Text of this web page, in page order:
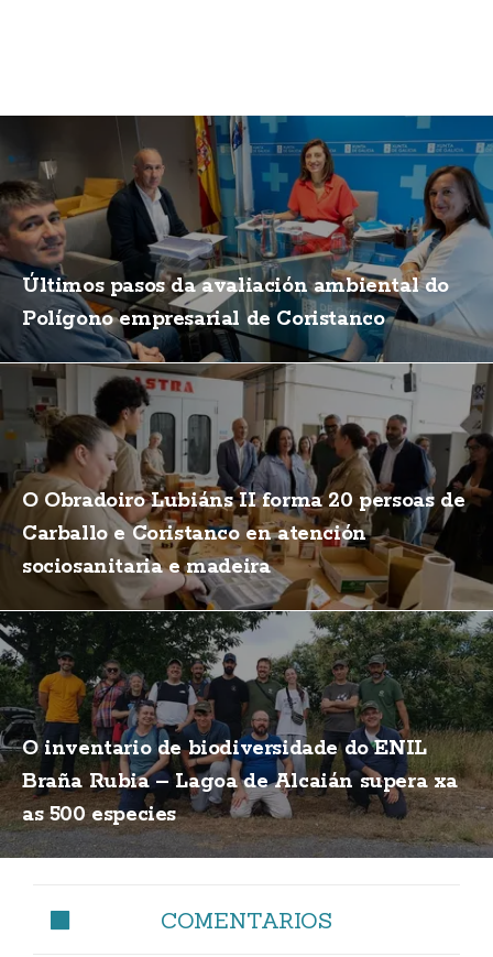
Últimos pasos da avaliación ambiental do
Polígono empresarial de Coristanco
O Obradoiro Lubiáns II forma 20 persoas de
Carballo e Coristanco en atención
sociosanitaria e madeira
O inventario de biodiversidade do ENIL
Braña Rubia – Lagoa de Alcaián supera xa
as 500 especies
COMENTARIOS